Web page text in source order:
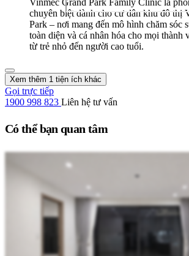
chuyên biệt dành cho cư dân khu đô thị
Park – nơi mang đến mô hình chăm sóc
toàn diện và cá nhân hóa cho mọi thành
từ trẻ nhỏ đến người cao tuổi.
Xem thêm 1 tiện ích khác
Gọi trực tiếp
1900 998 823 Liên hệ tư vấn
Có thể bạn quan tâm